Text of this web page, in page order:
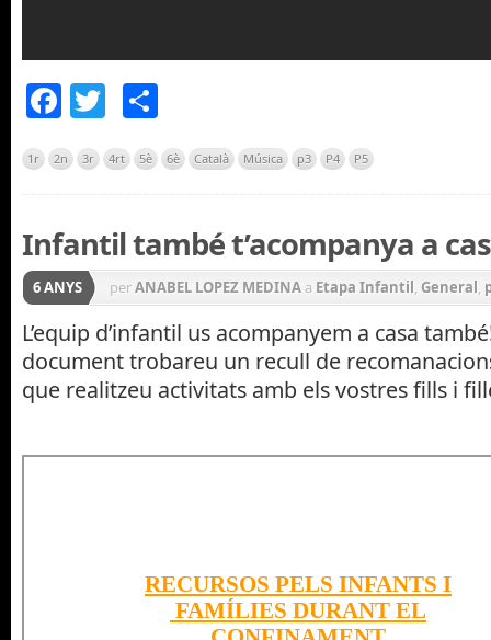
Facebook
Twitter
1r 2n 3r 4rt 5è 6è Català Música p3 P4 P5
Infantil també t’acompanya a
6 ANYS perANABEL LOPEZ MEDINA a Etapa Infantil, General,
L’equip d’infantil us acompanyem a casa
document trobareu un recull de
que realitzeu activitats amb els vostres fills i